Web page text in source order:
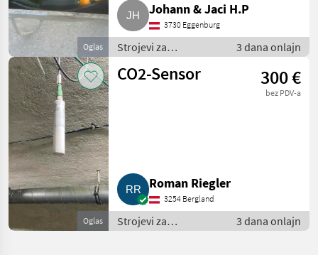
Oglas
Johann & Jaci H.P
3730 Eggenburg
Strojevi za
povrtlarstvo / Ostali
strojevi za
3 dana onlajn
Oglas
CO2-Sensor 300 €
bez PDV-a
Roman Riegler
3254 Bergland
Strojevi za
povrtlarstvo / Ostali
3 dana onlajn